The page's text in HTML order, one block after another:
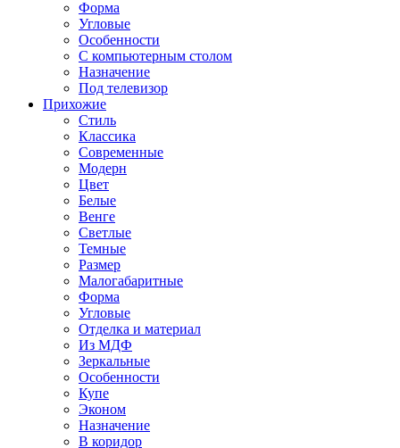
Форма
Угловые
Особенности
С компьютерным столом
Назначение
Под телевизор
Прихожие
Стиль
Классика
Современные
Модерн
Цвет
Белые
Венге
Светлые
Темные
Размер
Малогабаритные
Форма
Угловые
Отделка и материал
Из МДФ
Зеркальные
Особенности
Купе
Эконом
Назначение
В коридор